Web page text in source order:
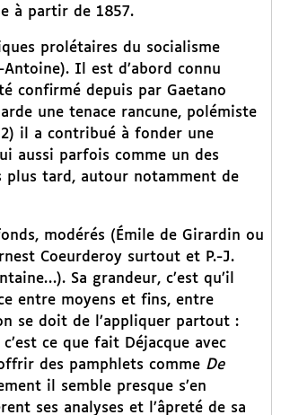
à partir de 1857.
prolétaires du socialisme
Il est d’abord connu
confirmé depuis par Gaetano
une tenace rancune, polémiste
il a contribué à fonder une
aussi parfois comme un des
plus tard, autour notamment de
modérés (Émile de Girardin ou
Coeurderoy surtout et P.-J.
Sa grandeur, c’est qu’il
entre moyens et fins, entre
se doit de l’appliquer partout :
ce que fait Déjacque avec
des pamphlets comme De
il semble presque s’en
ses analyses et l’âpreté de sa